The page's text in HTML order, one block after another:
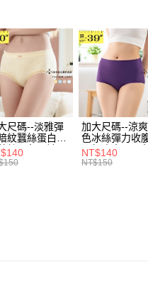
1.分期款項不
醒簡訊。
2.透過簡訊連結
帳／街口支付／
【注意事項】
1.本服務係由「
用戶於交易時，
款買賣價金債權
2.基於同意付款
資料（包含姓名
用，由本公司與
3.完整用戶服務
１．於結帳方式
付」結帳頁面，
２．訂單成立數
３．收到繳費通
／ATM／網路
※ 請注意：結
絡購買商品的店
先享後付繳納相
※ 交易是否成功
是否繳費成功
付客戶支援中心」
每筆NT$70，
付款後全家取貨
每筆NT$70，
7-11取貨付款
每筆NT$70，
付款後7-11取貨
每筆NT$70，
身型限定．加大
身型限定．加大
身型限定．加
身型限定．加
風格系列 - 質
尺碼--淡雅彈
紋蠶絲蛋白無
絲三角內褲
粉.藍.黃XL-
加大尺碼--涼
色冰絲彈力收
臀無痕中腰三角
褲(黑.紅.粉.紫L-
NT$140
NT$150